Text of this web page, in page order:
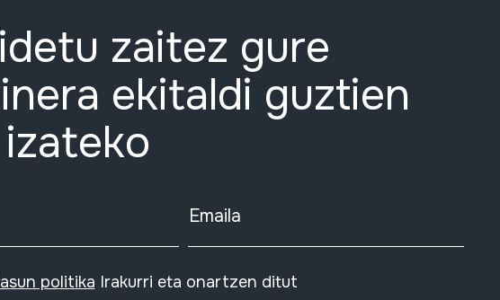
zaitez gure
ekitaldi guztien
Emaila
politika Irakurri eta onartzen ditut